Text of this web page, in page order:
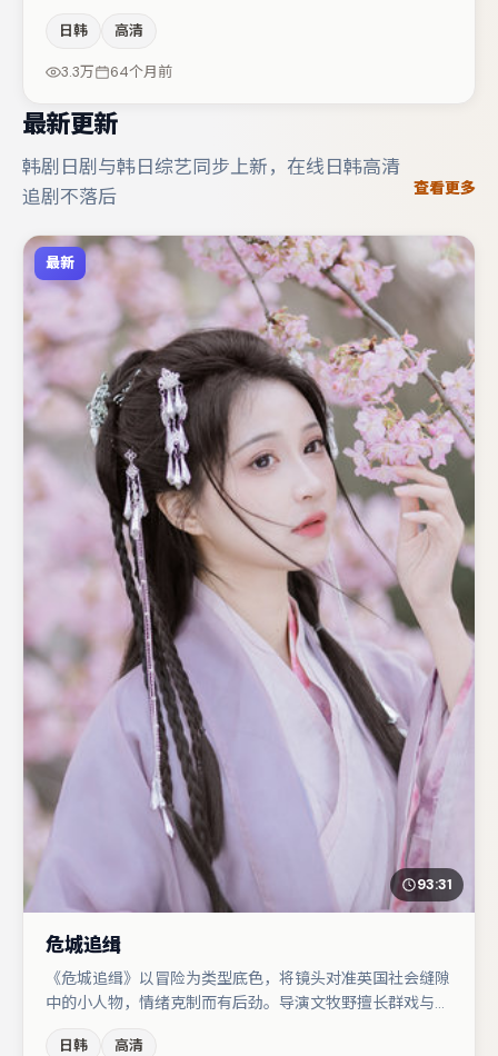
当。主演阵容包括孔刘、周冬雨、河正宇等，角色动机前后
呼应，适合喜欢抠台词与伏笔的观众。节奏紧凑、反转有
度，值得列入片单。
日韩 高清
3.3万 64个月前
最新更新
韩剧日剧与韩日综艺同步上新，在线日韩高清
追剧不落后
查看更多
最新
93:31
危城追缉
《危城追缉》以冒险为类型底色，将镜头对准英国社会缝隙
中的小人物，情绪克制而有后劲。导演文牧野擅长群戏与空
中承担叙事驱动，马丽、沈腾分别提供反差与喜剧/悬疑调
日韩 高清